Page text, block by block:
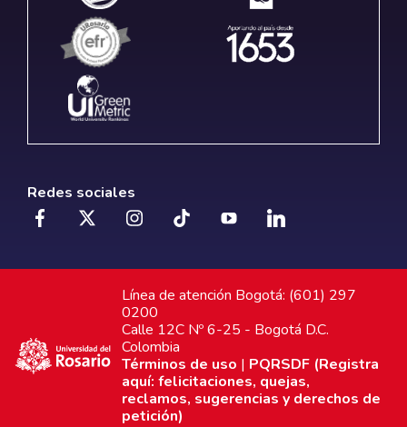
Redes sociales
Línea de atención Bogotá: (601) 297
0200
Calle 12C Nº 6-25 - Bogotá D.C.
Colombia
Términos de uso | PQRSDF (Registra
aquí: felicitaciones, quejas,
reclamos, sugerencias y derechos de
petición)